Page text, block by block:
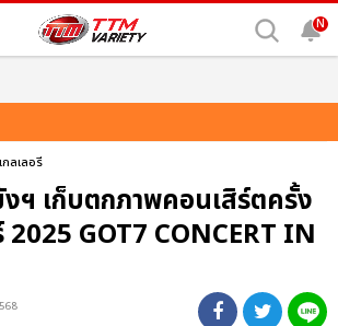
N
ลเลอรี
ฯ เก็บตกภาพคอนเสิร์ตครั้ง
GOT7 CONCERT IN